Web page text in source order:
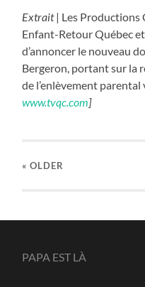
Extrait| Les Productions
Enfant-Retour Québec
d’annoncer le nouveau
Bergeron, portant sur la
de l’enlèvement
www.tvqc.com]
« OLDER
PAPA EST LÀ